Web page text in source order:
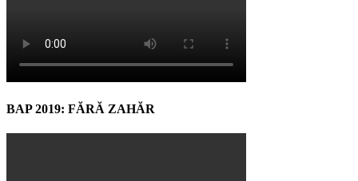
BAP 2019: FĂRĂ ZAHĂR